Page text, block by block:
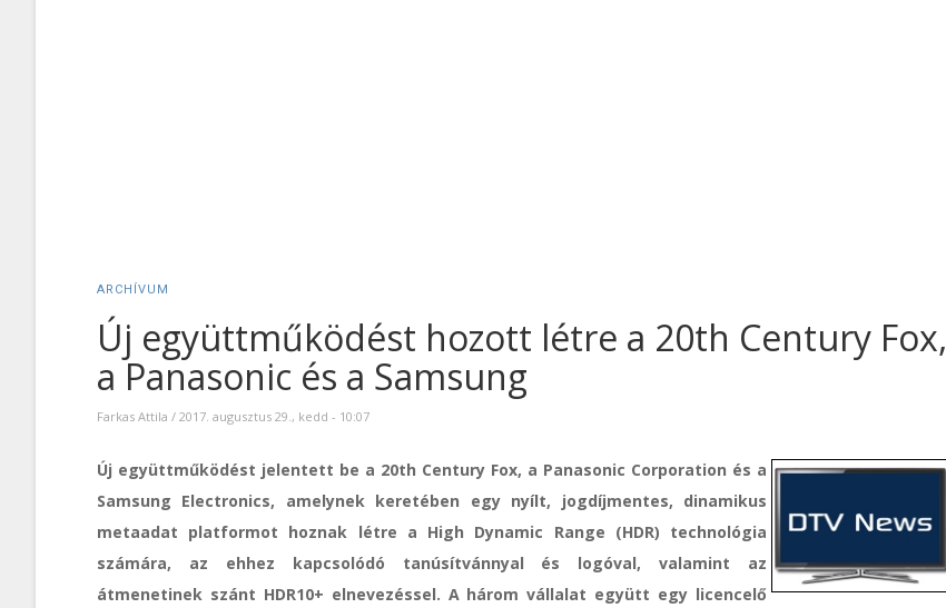
ARCHÍVUM
Új együttműködést hozott létre a 20th Century Fox,
a Panasonic és a Samsung
Farkas Attila / 2017. augusztus 29., kedd - 10:07
Új együttműködést jelentett be a 20th Century Fox, a Panasonic Corporation és a
Samsung Electronics, amelynek keretében egy nyílt, jogdíjmentes, dinamikus
metaadat platformot hoznak létre a High Dynamic Range (HDR) technológia
számára, az ehhez kapcsolódó tanúsítvánnyal és logóval, valamint az
átmenetinek szánt HDR10+ elnevezéssel. A három vállalat együtt egy licencelő